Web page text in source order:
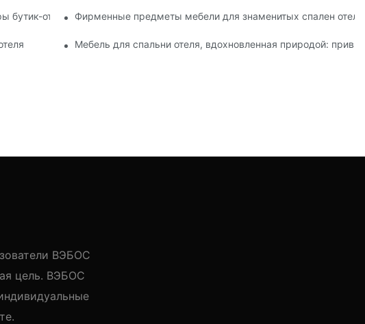
бутик-отеля Фирменные предметы мебели для знаменитых спален
Мебель для спальни отеля, вдохновленная природой:
ВЭБОС
цель. ВЭБОС